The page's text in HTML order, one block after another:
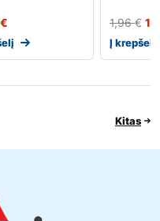
€ 1,96€
Į krepšelį
Kitas